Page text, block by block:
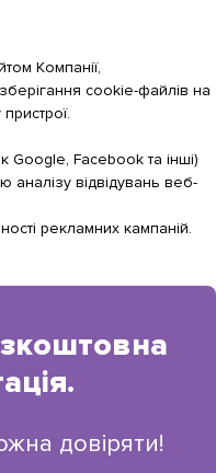
Компанії,
cookie-файлів на
Google, Facebook та інші)
відвідувань веб-
рекламних кампаній.
довіряти!